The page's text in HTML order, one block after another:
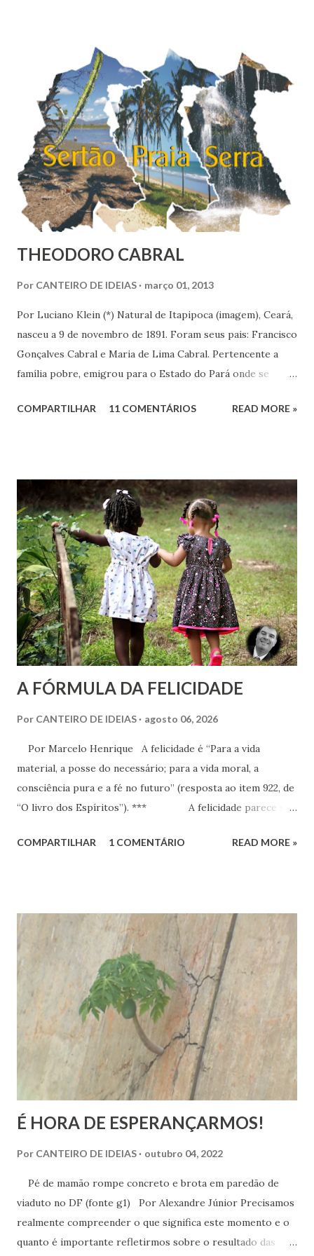
onde vige pressão, opressão, cerceamento, coação e
censura. E não podemos falar apenas do ponto de vista
geral, social, de cidadania, de direitos humanos etc, mas
também de segmentos religiosos e, nesse campo,
lamentavelmente, o meio/movimento espírita não está
excluído, o que me parece profundamente contraditório
quando se tem algum conhecim...
THEODORO CABRAL
Por CANTEIRO DE IDEIAS março 01, 2013
Por Luciano Klein (*) Natural de Itapipoca (imagem), Ceará,
nasceu a 9 de novembro de 1891. Foram seus pais: Francisco
Gonçalves Cabral e Maria de Lima Cabral. Pertencente a
família pobre, emigrou para o Estado do Pará onde se
nos estudos, adquiriu conhecimentos gerais, notadamente
com rapidez e brilhantismo.
COMPARTILHAR 11 COMENTÁRIOS READ MORE »
A FÓRMULA DA FELICIDADE
Por CANTEIRO DE IDEIAS agosto 06, 2026
Por Marcelo Henrique A felicidade é “Para a vida
material, a posse do necessário; para a vida moral, a
consciência pura e a fé no futuro” (resposta ao item 922, de
“O livro dos Espíritos”). *** A felicidade parece ser
desejo, a aspiração, o projeto de vida de cada criatura,
alegria. Esta última corresponde a instantes, momentos que
têm duração variável e que pertencem ao âmbito dos
sentimentos derivados de experiências específicas, onde se
pode compreender o alcance das emoções. Já a felicidade…
Ah, esta corresponde a um ideal de inspiração, como se,
figurativamente, estivéssemos diante da linha de chegada
de uma competição esportiva ou o ápice de uma monta...
COMPARTILHAR 1 COMENTÁRIO READ MORE »
É HORA DE ESPERANÇARMOS!
Por CANTEIRO DE IDEIAS outubro 04, 2022
Pé de mamão rompe concreto e brota em paredão de
viaduto no DF (fonte g1) Por Alexandre Júnior Precisamos
realmente compreender o que significa este momento e o
quanto é importante refletirmos sobre o resultado das